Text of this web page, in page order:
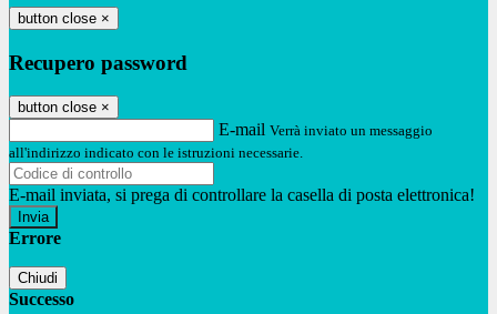
button close ×
Recupero password
button close ×
E-mail Verrà inviato un messaggio
all'indirizzo indicato con le istruzioni necessarie.
E-mail inviata, si prega di controllare la casella di posta elettronica!
Errore
Chiudi
Successo